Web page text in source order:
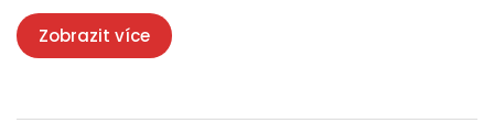
Zobrazit více